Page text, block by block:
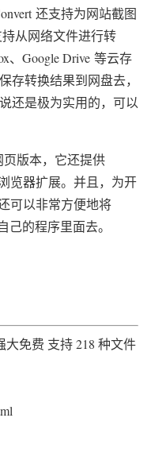
还支持为网站截图
从网络文件进行转
、Google Drive 等云存
存转换结果到网盘去，
还是极为实用的，可以
版本，它还提供
览器扩展。并且，为开
可以非常方便地将
己的程序里面去。
大免费 支持 218 种文件